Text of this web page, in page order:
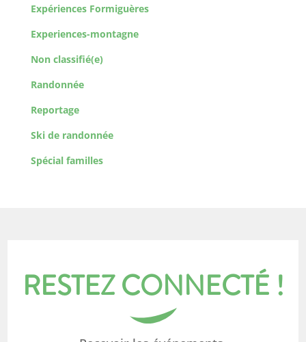
Expériences Formiguères
Experiences-montagne
Non classifié(e)
Randonnée
Reportage
Ski de randonnée
Spécial familles
RESTEZ CONNECTÉ !